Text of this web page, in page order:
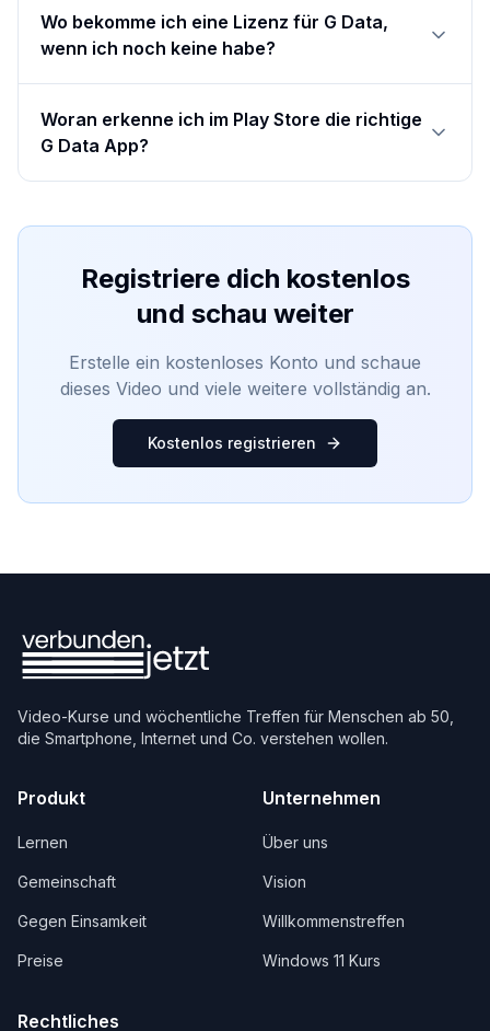
Wo bekomme ich eine Lizenz für G Data,
wenn ich noch keine habe?
Woran erkenne ich im Play Store die richtige
G Data App?
Registriere dich kostenlos
und schau weiter
Erstelle ein kostenloses Konto und schaue
dieses Video und viele weitere vollständig an.
Kostenlos registrieren
Video-Kurse und wöchentliche Treffen für Menschen ab 50,
die Smartphone, Internet und Co. verstehen wollen.
Produkt
Lernen
Gemeinschaft
Gegen Einsamkeit
Preise
Unternehmen
Über uns
Vision
Willkommenstreffen
Windows 11 Kurs
Rechtliches